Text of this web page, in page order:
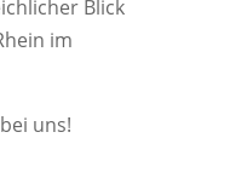
Blick
im
uns!